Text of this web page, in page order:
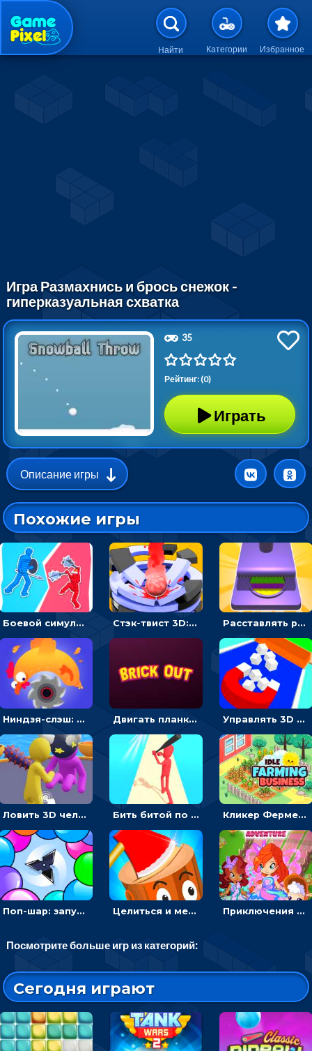
Перейти к основному
Найти Категории Избранное
Игра Размахнись и брось снежок -
гиперказуальная схватка
35
Рейтинг: (0)
Играть
Описание игры
Похожие игры
Боевой симулятор 3D: повтори позу рыцаря и победи врага Стэк-твист 3D: тапай по шарику, чтобы разбивать платформы Расставлять резиновые кубики, чтобы делать поп-ит - гиперказуальные
Ниндзя-слэш: запускай оружие по целям и становись мастером сюрикенов Двигать планку и бить шариком по цветным блокам - гиперказуальная Управлять 3D магнитом, чтобы собирать фигуры и сбрасывать в пропасть
Ловить 3D человечком своего цвета и собирать драгоценности - гиперказуалка Бить битой по шарику, чтобы сбивать кубики с буквами на пути к финишу - 3D Кликер Фермерский бизнес: расти овощи, чтобы богатеть
Поп-шар: запускать колючку, чтобы лопать воздушные шарики Целиться и метать топор в 3D мишени Приключения Клуба Винкс: менять дорожки, чтобы собирать кристаллы
Посмотрите больше игр из категорий:
Сегодня играют